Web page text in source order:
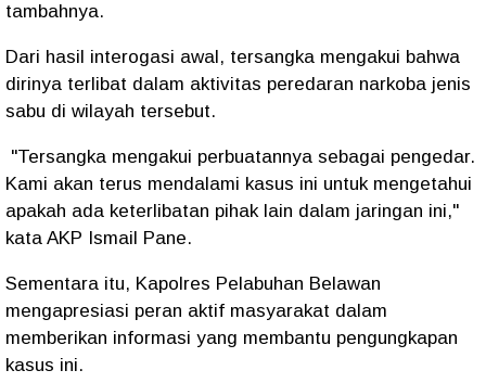
tambahnya.
Dari hasil interogasi awal, tersangka mengakui bahwa
dirinya terlibat dalam aktivitas peredaran narkoba jenis
sabu di wilayah tersebut.
"Tersangka mengakui perbuatannya sebagai pengedar.
Kami akan terus mendalami kasus ini untuk mengetahui
apakah ada keterlibatan pihak lain dalam jaringan ini,"
kata AKP Ismail Pane.
Sementara itu, Kapolres Pelabuhan Belawan
mengapresiasi peran aktif masyarakat dalam
memberikan informasi yang membantu pengungkapan
kasus ini.